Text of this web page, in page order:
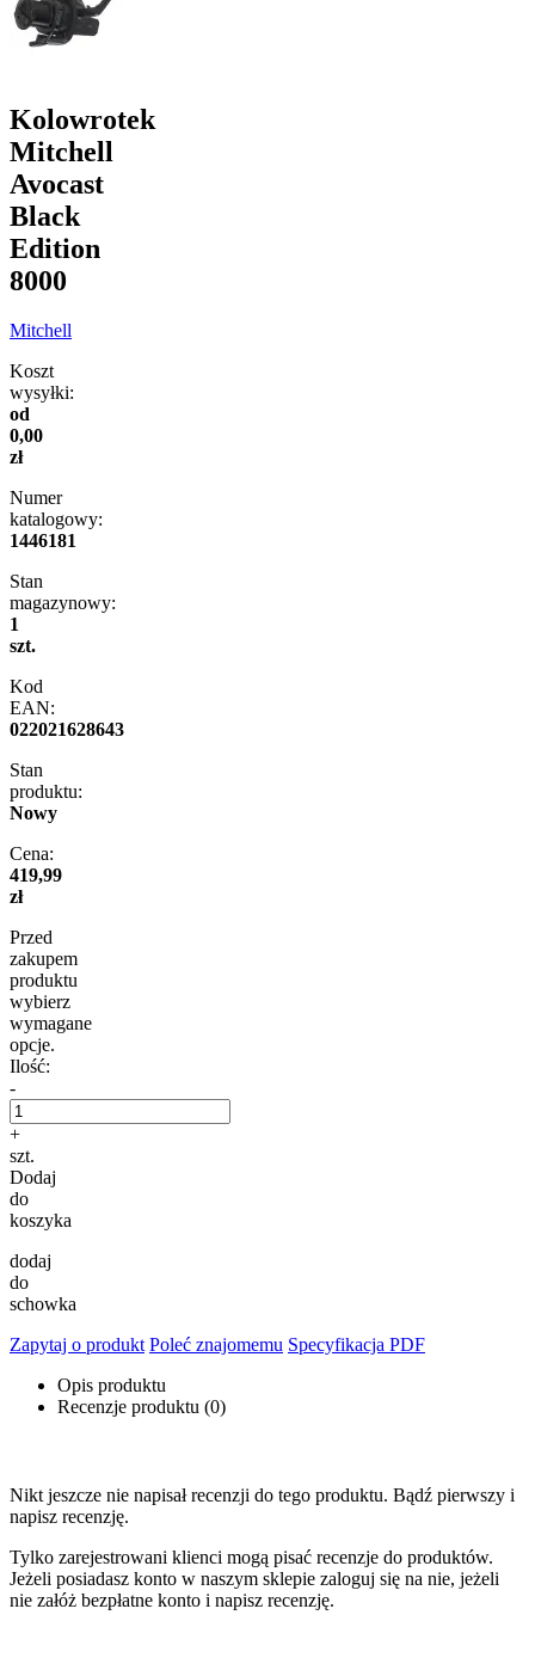
Kolowrotek
Mitchell
Avocast
Black
Edition
8000
Mitchell
Koszt
wysyłki:
od
0,00
zł
Numer
katalogowy:
1446181
Stan
magazynowy:
1
szt.
Kod
EAN:
022021628643
Stan
produktu:
Nowy
Cena:
419,99
zł
Przed
zakupem
produktu
wybierz
wymagane
opcje.
Ilość:
-
+
szt.
Dodaj
do
koszyka
dodaj
do
schowka
Zapytaj o produkt Poleć znajomemu Specyfikacja PDF
Opis produktu
Recenzje produktu (0)
Nikt jeszcze nie napisał recenzji do tego produktu. Bądź pierwszy i
napisz recenzję.
Tylko zarejestrowani klienci mogą pisać recenzje do produktów.
Jeżeli posiadasz konto w naszym sklepie zaloguj się na nie, jeżeli
nie załóż bezpłatne konto i napisz recenzję.